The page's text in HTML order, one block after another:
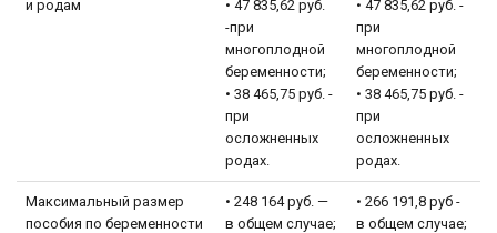
и родам
• 47 835,62 руб.
-при
многоплодной
беременности;
• 38 465,75 руб. -
при
осложненных
родах.
• 47 835,62 руб. -
при
многоплодной
беременности;
• 38 465,75 руб. -
при
осложненных
родах.
Максимальный размер
пособия по беременности
• 248 164 руб. —
в общем случае;
• 266 191,8 руб -
в общем случае;